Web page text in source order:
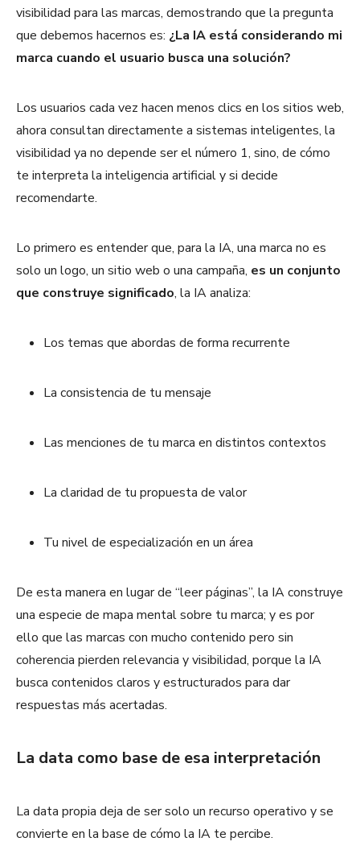
visibilidad para las marcas, demostrando que la pregunta
que debemos hacernos es: ¿La IA está considerando mi
marca cuando el usuario busca una solución?
Los usuarios cada vez hacen menos clics en los sitios web,
ahora consultan directamente a sistemas inteligentes, la
visibilidad ya no depende ser el número 1, sino, de cómo
te interpreta la inteligencia artificial y si decide
recomendarte.
Lo primero es entender que, para la IA, una marca no es
solo un logo, un sitio web o una campaña, es un conjunto
que construye significado, la IA analiza:
Los temas que abordas de forma recurrente
La consistencia de tu mensaje
Las menciones de tu marca en distintos contextos
La claridad de tu propuesta de valor
Tu nivel de especialización en un área
De esta manera en lugar de “leer páginas”, la IA construye
una especie de mapa mental sobre tu marca; y es por
ello que las marcas con mucho contenido pero sin
coherencia pierden relevancia y visibilidad, porque la IA
busca contenidos claros y estructurados para dar
respuestas más acertadas.
La data como base de esa interpretación
La data propia deja de ser solo un recurso operativo y se
convierte en la base de cómo la IA te percibe.